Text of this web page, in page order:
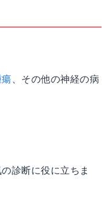
瘍 、その他の神経の病
診断に役に立ちま